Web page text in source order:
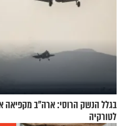
בגלל הנשק הרוסי: ארה"ב
לטורקיה